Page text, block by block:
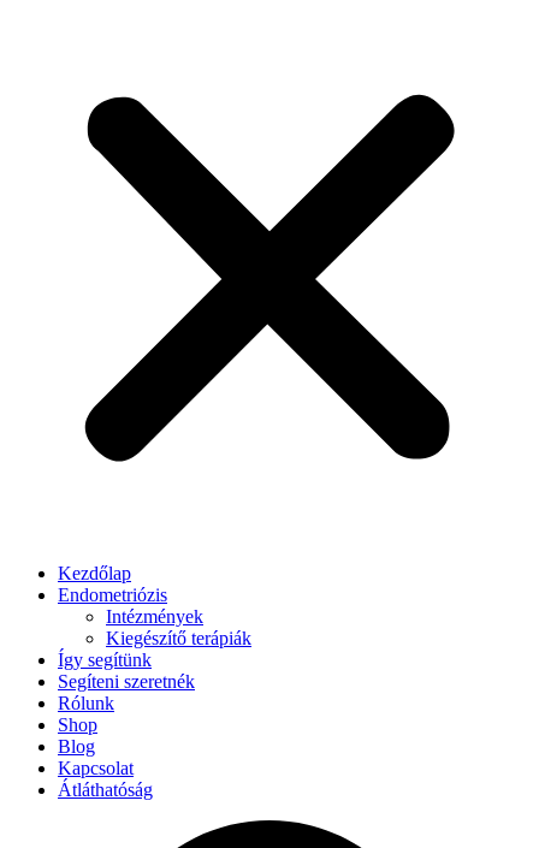
Kezdőlap
Endometriózis
Intézmények
Kiegészítő terápiák
Így segítünk
Segíteni szeretnék
Rólunk
Shop
Blog
Kapcsolat
Átláthatóság